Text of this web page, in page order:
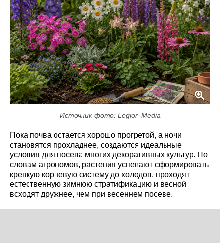
Источник фото: Legion-Media
Пока почва остается хорошо прогретой, а ночи
становятся прохладнее, создаются идеальные
условия для посева многих декоративных культур. По
словам агрономов, растения успевают сформировать
крепкую корневую систему до холодов, проходят
естественную зимнюю стратификацию и весной
всходят дружнее, чем при весеннем посеве.